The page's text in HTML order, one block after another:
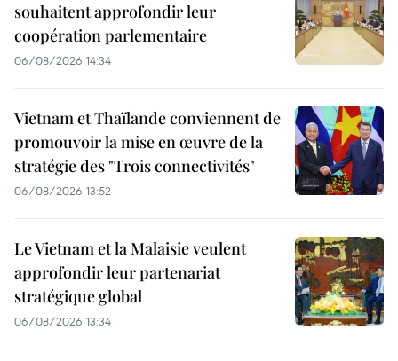
souhaitent approfondir leur
coopération parlementaire
06/08/2026 14:34
Vietnam et Thaïlande conviennent de
promouvoir la mise en œuvre de la
stratégie des "Trois connectivités"
06/08/2026 13:52
Le Vietnam et la Malaisie veulent
approfondir leur partenariat
stratégique global
06/08/2026 13:34